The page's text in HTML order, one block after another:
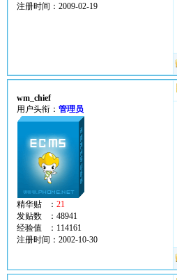
注册时间：2009-02-19
wm_chief
用户头衔： 管理员
精华贴 ： 21
发贴数 ：48941
经验值 ：114161
注册时间：2002-10-30